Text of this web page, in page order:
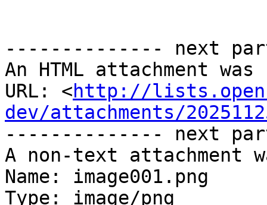
-------------- next
An HTML attachment
URL: <http://
dev/attachments/
-------------- next
A non-text attachment
Name: image001.png
Type: image/png